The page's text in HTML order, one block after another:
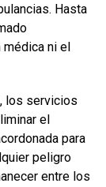
Hasta
ni el
los servicios
el
para
peligro
entre los